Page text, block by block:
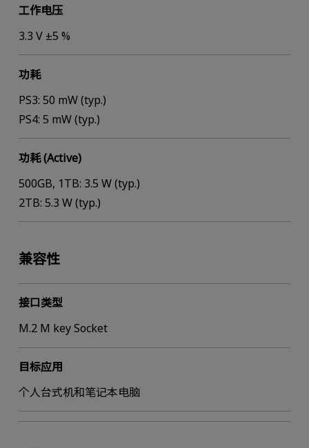
工作电压
3.3 V ±5 %
功耗
PS3: 50 mW (typ.)
PS4: 5 mW (typ.)
功耗 (Active)
500GB, 1TB: 3.5 W (typ.)
2TB: 5.3 W (typ.)
兼容性
接口类型
M.2 M key Socket
目标应用
个人台式机和笔记本电脑